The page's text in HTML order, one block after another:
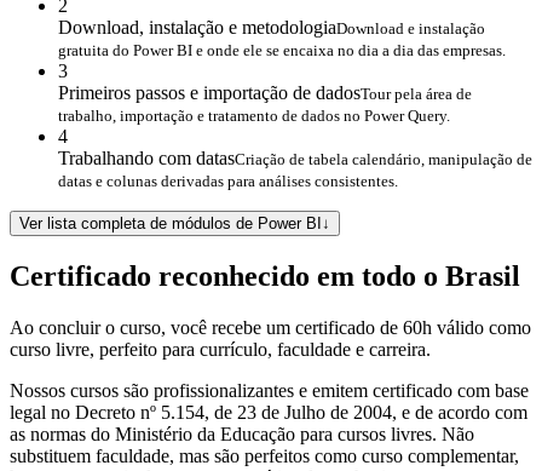
2
Download, instalação e metodologiaDownload e instalação
gratuita do Power BI e onde ele se encaixa no dia a dia das empresas.
3
Primeiros passos e importação de dadosTour pela área de
trabalho, importação e tratamento de dados no Power Query.
4
Trabalhando com datasCriação de tabela calendário, manipulação de
datas e colunas derivadas para análises consistentes.
Ver lista completa de módulos de Power BI ↓
Certificado reconhecido em todo o Brasil
Ao concluir o curso, você recebe um certificado de 60h válido como
curso livre, perfeito para currículo, faculdade e carreira.
Nossos cursos são profissionalizantes e emitem certificado com base
legal no Decreto nº 5.154, de 23 de Julho de 2004, e de acordo com
as normas do Ministério da Educação para cursos livres. Não
substituem faculdade, mas são perfeitos como curso complementar,